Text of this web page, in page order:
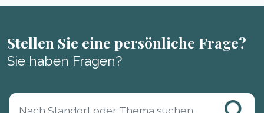
Stellen Sie eine persönliche Frage?
Sie haben Fragen?